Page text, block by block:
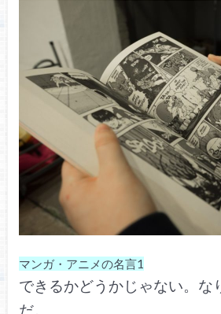
マンガ・アニメの名言1
できるかどうかじゃない。な
だ。